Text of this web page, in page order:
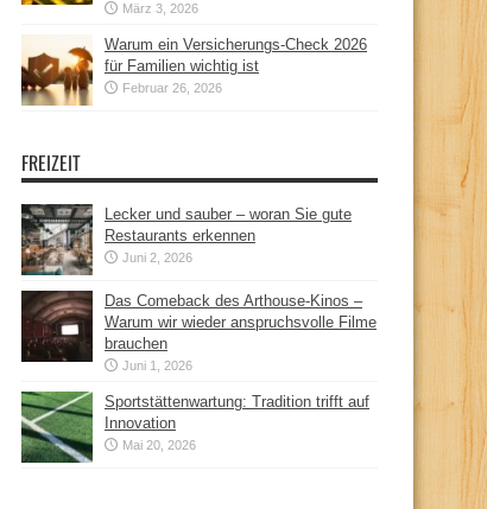
März 3, 2026
Warum ein Versicherungs-Check 2026
für Familien wichtig ist
Februar 26, 2026
FREIZEIT
Lecker und sauber – woran Sie gute
Restaurants erkennen
Juni 2, 2026
Das Comeback des Arthouse-Kinos –
Warum wir wieder anspruchsvolle Filme
brauchen
Juni 1, 2026
Sportstättenwartung: Tradition trifft auf
Innovation
Mai 20, 2026